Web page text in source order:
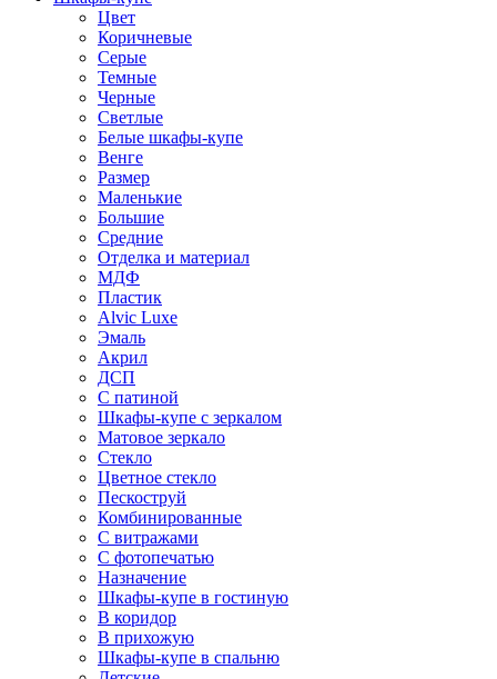
Цвет
Коричневые
Серые
Темные
Черные
Светлые
Белые шкафы-купе
Венге
Размер
Маленькие
Большие
Средние
Отделка и материал
МДФ
Пластик
Alvic Luxe
Эмаль
Акрил
ДСП
С патиной
Шкафы-купе с зеркалом
Матовое зеркало
Стекло
Цветное стекло
Пескоструй
Комбинированные
С витражами
С фотопечатью
Назначение
Шкафы-купе в гостиную
В коридор
В прихожую
Шкафы-купе в спальню